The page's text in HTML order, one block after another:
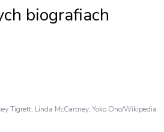
biografiach
Tigrett, Linda McCartney, Yoko Ono/Wikipedia